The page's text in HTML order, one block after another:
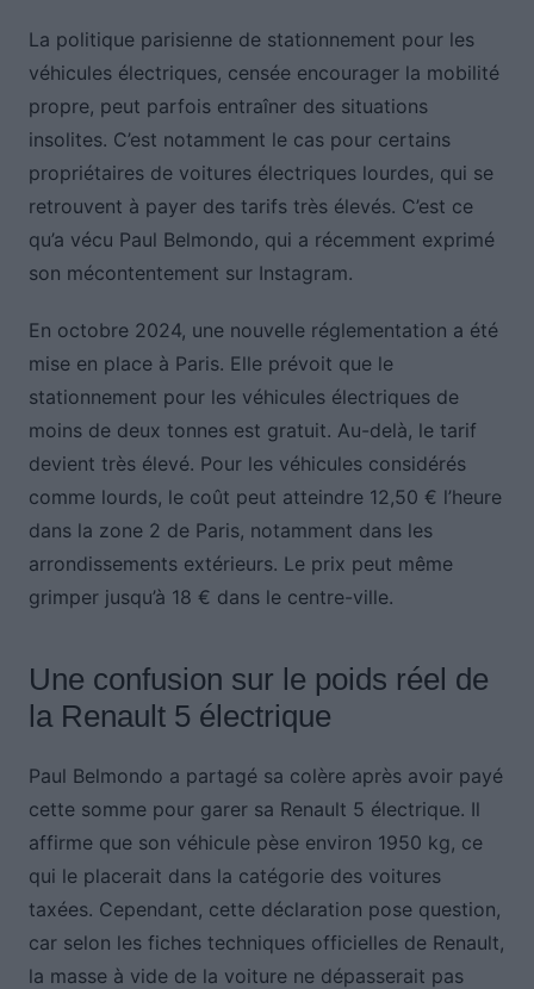
La politique parisienne de stationnement pour les
véhicules électriques, censée encourager la mobilité
propre, peut parfois entraîner des situations
insolites. C’est notamment le cas pour certains
propriétaires de voitures électriques lourdes, qui se
retrouvent à payer des tarifs très élevés. C’est ce
qu’a vécu Paul Belmondo, qui a récemment exprimé
son mécontentement sur Instagram.
En octobre 2024, une nouvelle réglementation a été
mise en place à Paris. Elle prévoit que le
stationnement pour les véhicules électriques de
moins de deux tonnes est gratuit. Au-delà, le tarif
devient très élevé. Pour les véhicules considérés
comme lourds, le coût peut atteindre 12,50 € l’heure
dans la zone 2 de Paris, notamment dans les
arrondissements extérieurs. Le prix peut même
grimper jusqu’à 18 € dans le centre-ville.
Une confusion sur le poids réel de
la Renault 5 électrique
Paul Belmondo a partagé sa colère après avoir payé
cette somme pour garer sa Renault 5 électrique. Il
affirme que son véhicule pèse environ 1950 kg, ce
qui le placerait dans la catégorie des voitures
taxées. Cependant, cette déclaration pose question,
car selon les fiches techniques officielles de Renault,
la masse à vide de la voiture ne dépasserait pas